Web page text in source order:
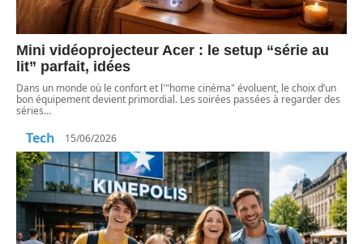
Mini vidéoprojecteur Acer : le setup “série au
lit” parfait, idées
Dans un monde où le confort et l'"home cinéma" évoluent, le choix d’un
bon équipement devient primordial. Les soirées passées à regarder des
séries…
Tech 15/06/2026